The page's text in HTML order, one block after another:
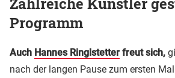
Programm
Auch Hannes Ringlstetter freut sich,
nach der langen Pause zum ersten